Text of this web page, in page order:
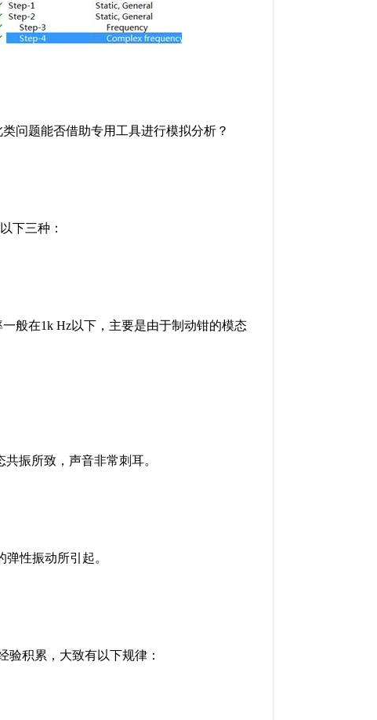
问题能否借助专用工具进行模拟分析？
下三种：
般在1k Hz以下，主要是由于制动钳的模态
振所致，声音非常刺耳。
性振动所引起。
积累，大致有以下规律：